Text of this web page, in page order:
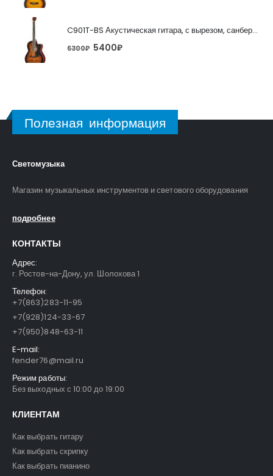
C901T-BS Акустическая гитара, с вырезом, санберст, Caraya
6300₽ 5400₽
Полезная информация
Светомузыка
Магазин музыкальных инструментов и светового оборудования
подробнее
КОНТАКТЫ
Адрес:
г. Ростов-на-Дону, ул. Шолохова 1
Телефон:
+7(863)283-11-95
+7(928)124-33-67
+7(950)848-63-11
E-mail:
fender76@mail.ru
Режим работы:
Без выходных с 10:00 до 19:00
КЛИЕНТАМ
Как выбрать гитару
Как выбрать скрипку
Как выбрать пианино